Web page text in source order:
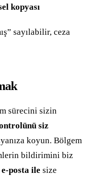
kopyası
sayılabilir, ceza
sürecini sizin
siz
koyun. Bölgem
bildirimini biz
e-posta ile size